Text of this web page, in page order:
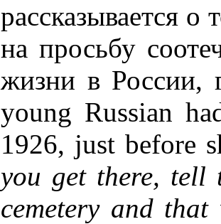
рассказывается о
на просьбу
жизни в России,
young Russian
1926, just before
you get there, tell
cemetery and